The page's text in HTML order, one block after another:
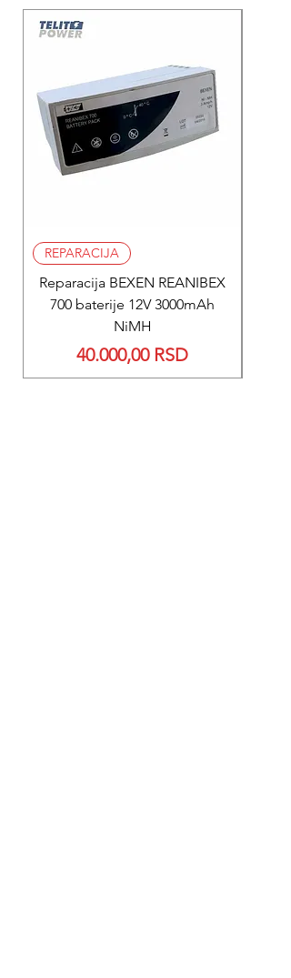
REPARACIJA
Reparacija BEXEN REANIBEX
700 baterije 12V 3000mAh
NiMH
Price
40.000,00 RSD